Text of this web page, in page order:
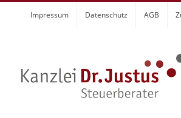
Impressum Datenschutz AGB